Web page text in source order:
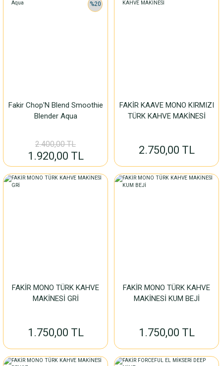
%20
Fakir Chop'N Blend Smoothie
Blender Aqua
2.400,00 TL
1.920,00 TL
FAKİR KAAVE MONO KIRMIZI
TÜRK KAHVE MAKİNESİ
2.750,00 TL
FAKİR MONO TÜRK KAHVE
MAKİNESİ GRİ
1.750,00 TL
FAKİR MONO TÜRK KAHVE
MAKİNESİ KUM BEJİ
1.750,00 TL